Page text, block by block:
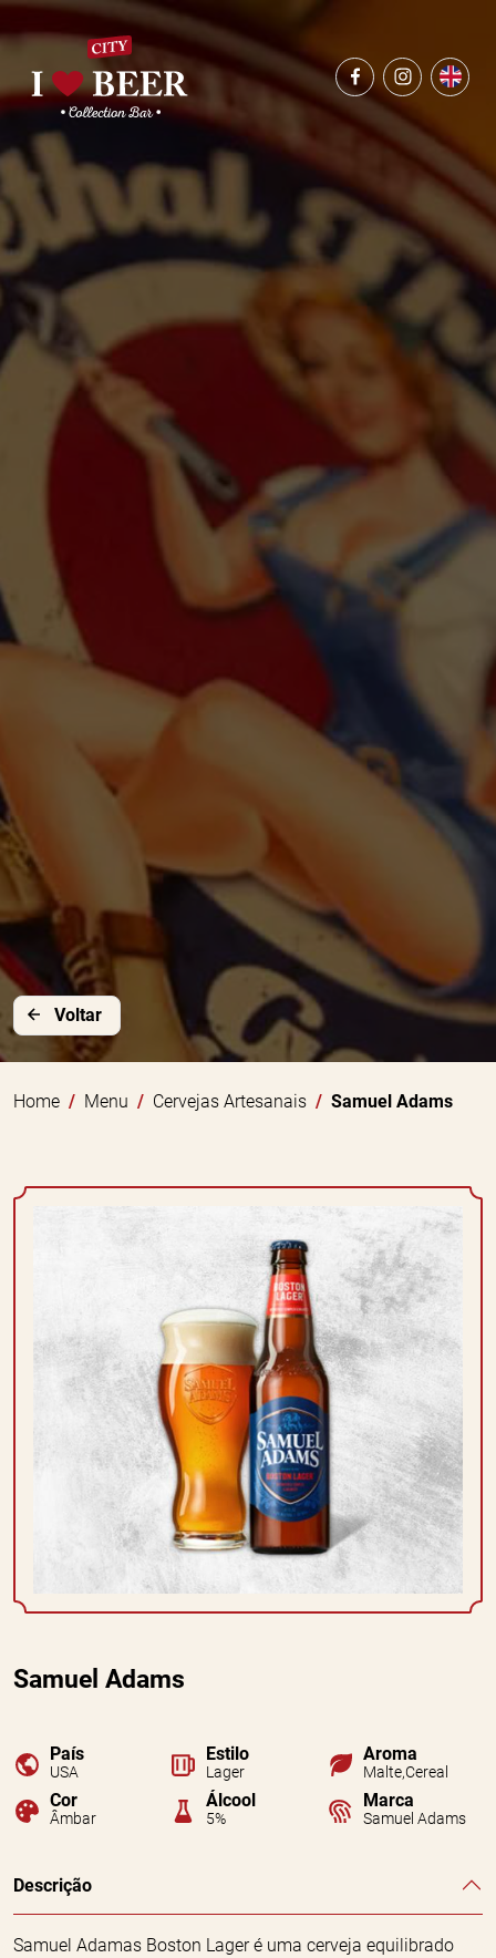
Voltar
Home Menu Cervejas Artesanais Samuel Adams
Samuel Adams
País
USA
Estilo
Lager
Aroma
Malte,Cereal
Cor
Âmbar
Álcool
5%
Marca
Samuel Adams
Descrição
Samuel Adamas Boston Lager é uma cerveja equilibrado